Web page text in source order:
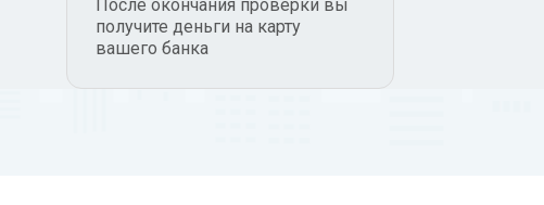
После окончания проверки вы
получите деньги на карту
вашего банка